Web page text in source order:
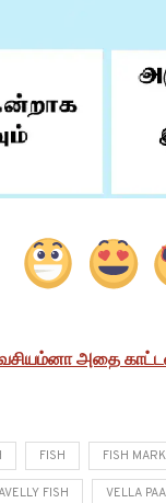
அதை
FISH FISH
FISH VELLA